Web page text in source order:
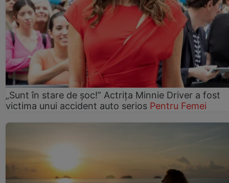
„Sunt în stare de șoc!” Actrița Minnie Driver a fost
victima unui accident auto serios Pentru Femei